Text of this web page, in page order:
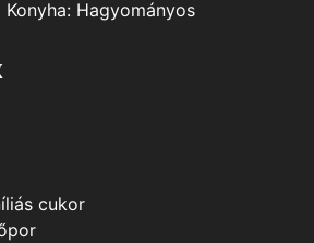
Konyha: Hagyományos
cukor